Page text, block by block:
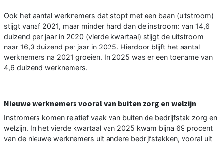
Ook het aantal werknemers dat stopt met een baan (uitstroom)
stijgt vanaf 2021, maar minder hard dan de instroom: van 14,6
duizend per jaar in 2020 (vierde kwartaal) stijgt de uitstroom
naar 16,3 duizend per jaar in 2025. Hierdoor blijft het aantal
werknemers na 2021 groeien. In 2025 was er een toename van
4,6 duizend werknemers.
Nieuwe werknemers vooral van buiten zorg en welzijn
Instromers komen relatief vaak van buiten de bedrijfstak zorg en
welzijn. In het vierde kwartaal van 2025 kwam bijna 69 procent
van de nieuwe werknemers uit andere bedrijfstakken, vooral uit